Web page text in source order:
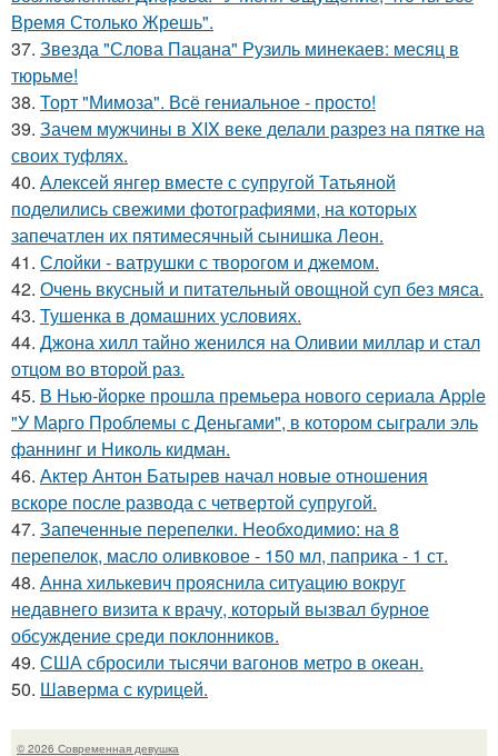
Время Столько Жрешь".
37. Звезда "Слова Пацана" Рузиль минекаев: месяц в
тюрьме!
38. Торт "Мимоза". Всё гениальное - просто!
39. Зачем мужчины в XIX веке делали разрез на пятке на
своих туфлях.
40. Алексей янгер вместе с супругой Татьяной
поделились свежими фотографиями, на которых
запечатлен их пятимесячный сынишка Леон.
41. Слойки - ватрушки с творогом и джемом.
42. Очень вкусный и питательный овощной суп без мяса.
43. Тушенка в домашних условиях.
44. Джона хилл тайно женился на Оливии миллар и стал
отцом во второй раз.
45. В Нью-йорке прошла премьера нового сериала Apple
"У Марго Проблемы с Деньгами", в котором сыграли эль
фаннинг и Николь кидман.
46. Актер Антон Батырев начал новые отношения
вскоре после развода с четвертой супругой.
47. Запеченные перепелки. Необходимио: на 8
перепелок, масло оливковое - 150 мл, паприка - 1 ст.
48. Анна хилькевич прояснила ситуацию вокруг
недавнего визита к врачу, который вызвал бурное
обсуждение среди поклонников.
49. США сбросили тысячи вагонов метро в океан.
50. Шаверма с курицей.
© 2026 Современная девушка